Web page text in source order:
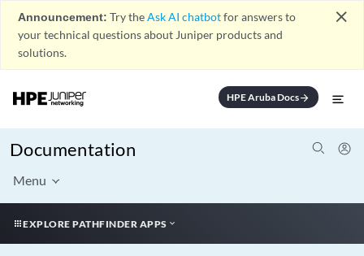
Announcement: Try theAsk AI chatbotfor answers to
your technical questions about Juniper products and
solutions.
close
HPE Aruba Docsarrow_forward
Documentation
Menu
EXPLORE PATHFINDER APPS